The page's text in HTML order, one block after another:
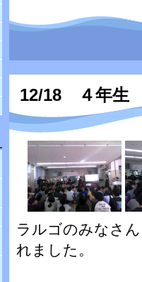
12/18 ４年生
ラルゴのみなさ
れました。